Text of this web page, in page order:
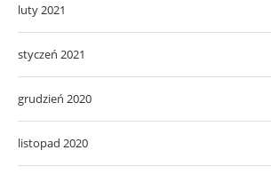
luty 2021
styczeń 2021
grudzień 2020
listopad 2020